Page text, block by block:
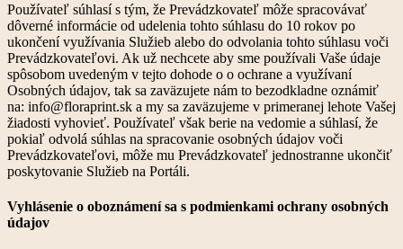
Používateľ súhlasí s tým, že Prevádzkovateľ môže spracovávať
dôverné informácie od udelenia tohto súhlasu do 10 rokov po
ukončení využívania Služieb alebo do odvolania tohto súhlasu voči
Prevádzkovateľovi. Ak už nechcete aby sme používali Vaše údaje
spôsobom uvedeným v tejto dohode o o ochrane a využívaní
Osobných údajov, tak sa zaväzujete nám to bezodkladne oznámiť
na: info@floraprint.sk a my sa zaväzujeme v primeranej lehote Vašej
žiadosti vyhovieť. Používateľ však berie na vedomie a súhlasí, že
pokiaľ odvolá súhlas na spracovanie osobných údajov voči
Prevádzkovateľovi, môže mu Prevádzkovateľ jednostranne ukončiť
poskytovanie Služieb na Portáli.
Vyhlásenie o oboznámení sa s podmienkami ochrany osobných
údajov